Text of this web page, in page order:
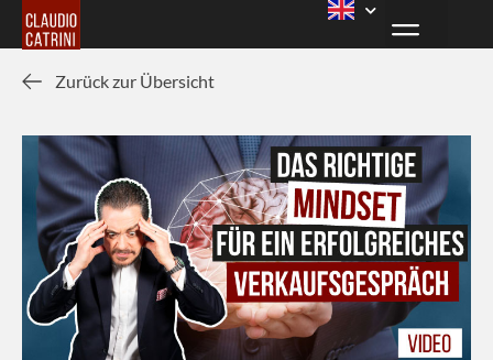
Zurück zur Übersicht